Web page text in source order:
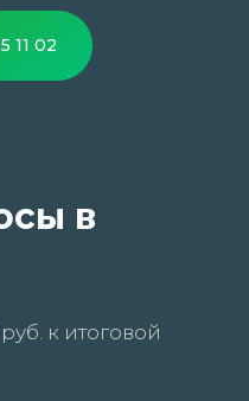
11 02
в
руб. к итоговой